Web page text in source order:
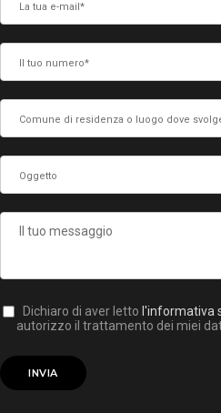
Dichiaro di aver letto l'informativa
autorizzo il trattamento dei miei